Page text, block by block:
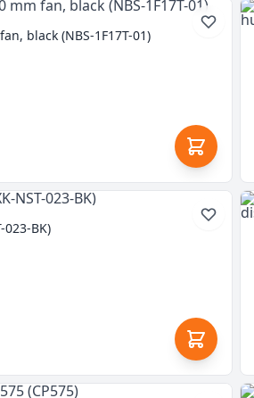
black (NBS-1F17T-01)
023-BK)